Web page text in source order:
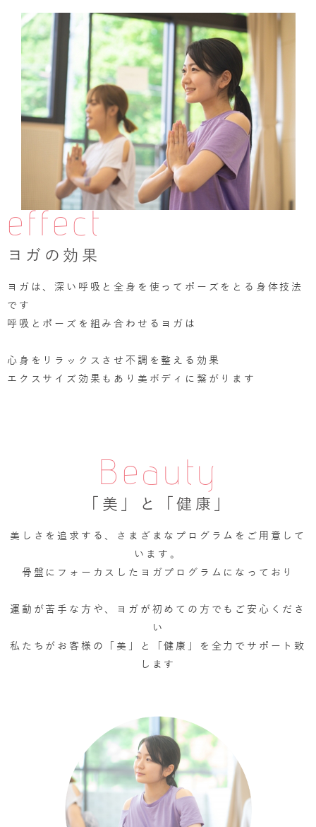
effect
ヨガの効果
ヨガは、深い呼吸と全身を使ってポーズをとる身体技法
です
呼吸とポーズを組み合わせるヨガは
心身をリラックスさせ不調を整える効果
エクスサイズ効果もあり美ボディに繋がります
Beauty
「美」と「健康」
美しさを追求する、さまざまなプログラムをご用意して
います。
骨盤にフォーカスしたヨガプログラムになっており
運動が苦手な方や、ヨガが初めての方でもご安心くださ
い
私たちがお客様の「美」と「健康」を全力でサポート致
します